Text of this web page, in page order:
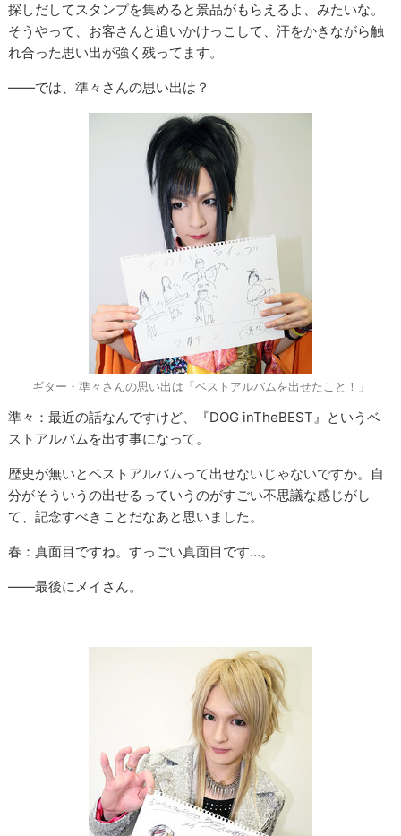
探しだしてスタンプを集めると景品がもらえるよ、みたいな。
そうやって、お客さんと追いかけっこして、汗をかきながら触
れ合った思い出が強く残ってます。
――では、準々さんの思い出は？
ギター・準々さんの思い出は「ベストアルバムを出せたこと！」
準々：最近の話なんですけど、『DOG inTheBEST』というベ
ストアルバムを出す事になって。
歴史が無いとベストアルバムって出せないじゃないですか。自
分がそういうの出せるっていうのがすごい不思議な感じがし
て、記念すべきことだなあと思いました。
春：真面目ですね。すっごい真面目です…。
――最後にメイさん。